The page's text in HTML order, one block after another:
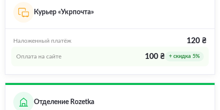
Курьер «Укрпочта»
Наложенный платёж 120 ₴
Оплата на сайте 100 ₴ + скидка 5%
Отделение Rozetka